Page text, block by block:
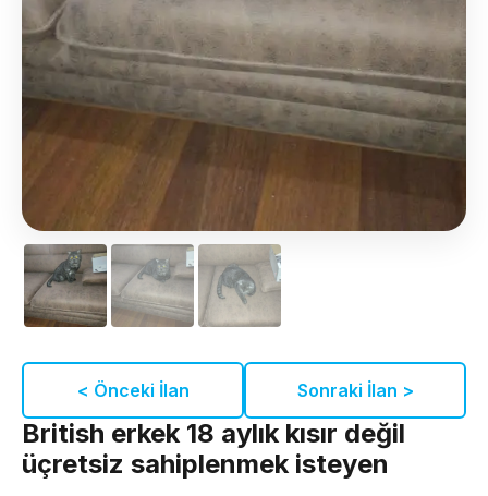
< Önceki İlan Sonraki İlan >
British erkek 18 aylık kısır değil
üçretsiz sahiplenmek isteyen